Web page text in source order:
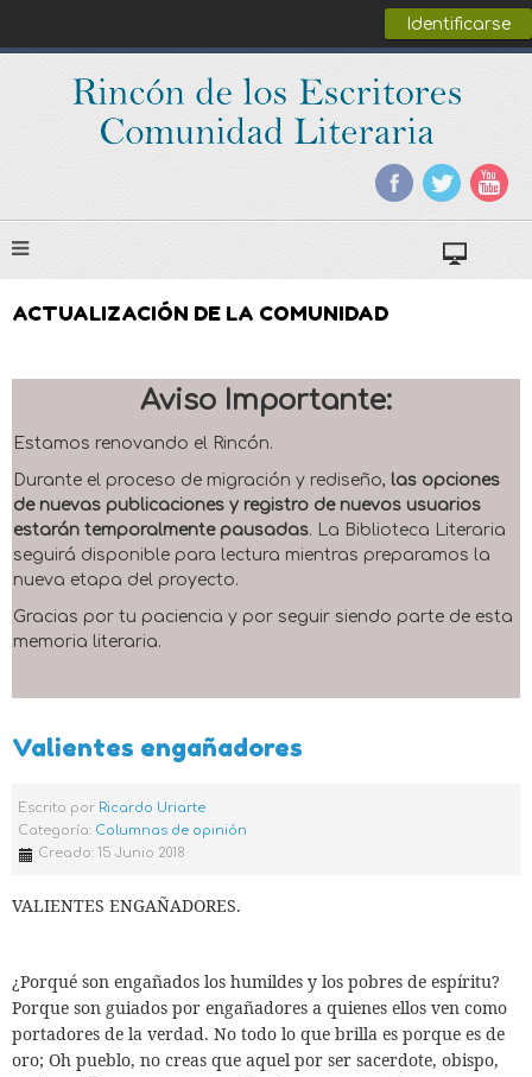
Identificarse
ACTUALIZACIÓN DE LA COMUNIDAD
Aviso Importante:
Estamos renovando el Rincón.
Durante el proceso de migración y rediseño, las opciones
de nuevas publicaciones y registro de nuevos usuarios
estarán temporalmente pausadas. La Biblioteca Literaria
seguirá disponible para lectura mientras preparamos la
nueva etapa del proyecto.
Gracias por tu paciencia y por seguir siendo parte de esta
memoria literaria.
Valientes engañadores
Escrito por Ricardo Uriarte
Categoría: Columnas de opinión
Creado: 15 Junio 2018
VALIENTES ENGAÑADORES.
¿Porqué son engañados los humildes y los pobres de espíritu?
Porque son guiados por engañadores a quienes ellos ven como
portadores de la verdad. No todo lo que brilla es porque es de
oro; Oh pueblo, no creas que aquel por ser sacerdote, obispo,